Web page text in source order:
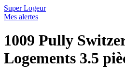
Super Logeur
Mes alertes
1009 Pully
Logements 3.5